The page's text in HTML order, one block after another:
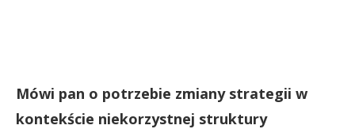
Mówi pan o potrzebie zmiany strategii w
kontekście niekorzystnej struktury